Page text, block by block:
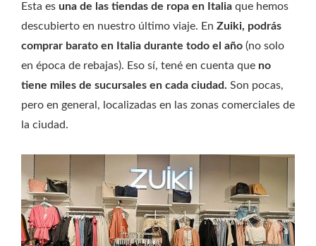
Esta es una de las tiendas de ropa en Italia que hemos
descubierto en nuestro último viaje. En Zuiki, podrás
comprar barato en Italia durante todo el año (no solo
en época de rebajas). Eso sí, tené en cuenta que no
tiene miles de sucursales en cada ciudad. Son pocas,
pero en general, localizadas en las zonas comerciales de
la ciudad.